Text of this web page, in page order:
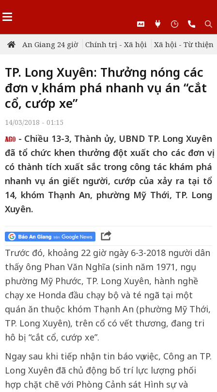
An Giang 24 giờ Chính trị - Xã hội Xã hội - Từ thiện
TP. Long Xuyên: Thưởng nóng các
đơn vị khám phá nhanh vụ án “cắt
cổ, cướp xe”
14/03/2018 - 01:15
- Chiều 13-3, Thành ủy, UBND TP. Long Xuyên
đã tổ chức khen thưởng đột xuất cho các đơn vị
có thành tích xuất sắc trong công tác khám phá
nhanh vụ án giết người, cướp của xảy ra tại tổ
14, khóm Thạnh An, phường Mỹ Thới, TP. Long
Xuyên.
Trước đó, khoảng 22 giờ ngày 6-3-2018 người dân
thấy ông Phan Văn Nghĩa (sinh năm 1971, ngụ
phường Mỹ Phước, TP. Long Xuyên, hành nghề
chạy xe Honda đầu chạy bộ và té ngã tại một
quán ăn thuộc khóm Thạnh An (phường Mỹ Thới,
TP. Long Xuyên), trên cổ có vết thương, đang tri
hô bị “cắt cổ, cướp xe”.
Ngay sau khi tiếp nhận tin báo vụ việc, Công an TP.
Long Xuyên đã chủ động bố trí lực lượng phối
hợp chặt chẽ với Phòng Cảnh sát Hình sự và